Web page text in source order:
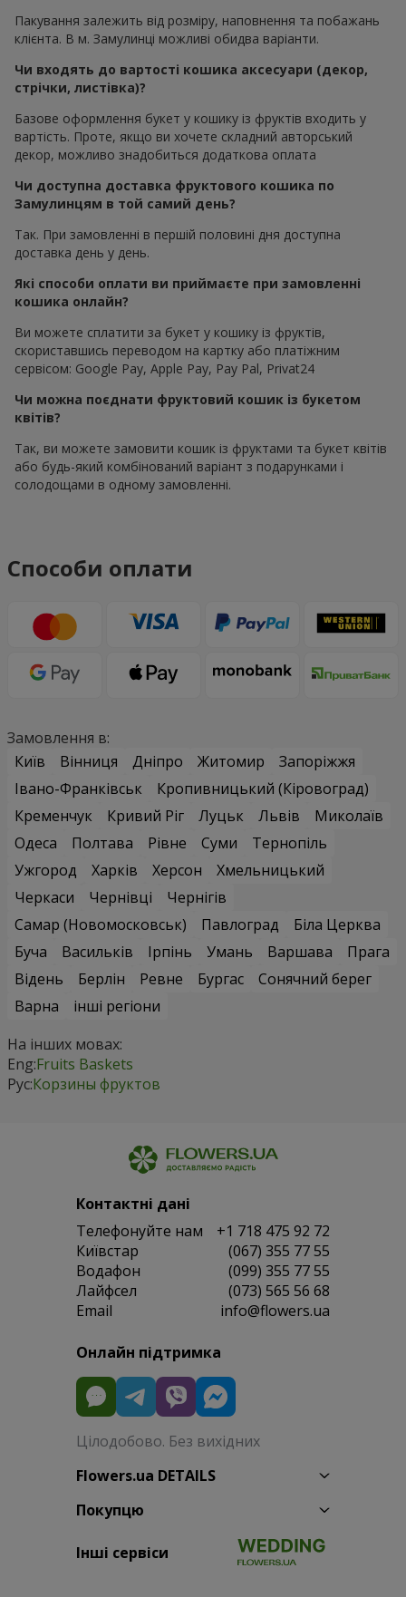
Пакування залежить від розміру, наповнення та побажань
клієнта. В м. Замулинці можливі обидва варіанти.
Чи входять до вартості кошика аксесуари (декор,
стрічки, листівка)?
Базове оформлення букет у кошику із фруктів входить у
вартість. Проте, якщо ви хочете складний авторський
декор, можливо знадобиться додаткова оплата
Чи доступна доставка фруктового кошика по
Замулинцям в той самий день?
Так. При замовленні в першій половині дня доступна
доставка день у день.
Які способи оплати ви приймаєте при замовленні
кошика онлайн?
Ви можете сплатити за букет у кошику із фруктів,
скориставшись переводом на картку або платіжним
сервісом: Google Pay, Apple Pay, Pay Pal, Privat24
Чи можна поєднати фруктовий кошик із букетом
квітів?
Так, ви можете замовити кошик із фруктами та букет квітів
або будь-який комбінований варіант з подарунками і
солодощами в одному замовленні.
Способи оплати
Замовлення в:
Київ
Вінниця Дніпро Житомир
Запоріжжя
Івано-Франківськ
Кропивницький (Кіровоград)
Кременчук
Кривий Ріг Луцьк Львів
Миколаїв
Одеса
Полтава Рівне Суми
Тернопіль
Ужгород
Харків Херсон
Хмельницький
Черкаси
Чернівці
Чернігів
Самар (Новомосковськ)
Павлоград
Біла Церква
Буча
Васильків Ірпінь Умань Варшава
Прага
Відень
Берлін Ревне Бургас
Сонячний берег
Варна
інші регіони
На інших мовах:
Eng:Fruits Baskets
Рус:Корзины фруктов
Контактні дані
Телефонуйте нам
+1 718 475 92 72
Київстар
(067) 355 77 55
Водафон
(099) 355 77 55
Лайфсел
(073) 565 56 68
Email
info@flowers.ua
Онлайн підтримка
Цілодобово. Без вихідних
Flowers.ua DETAILS
Покупцю
Інші сервіси